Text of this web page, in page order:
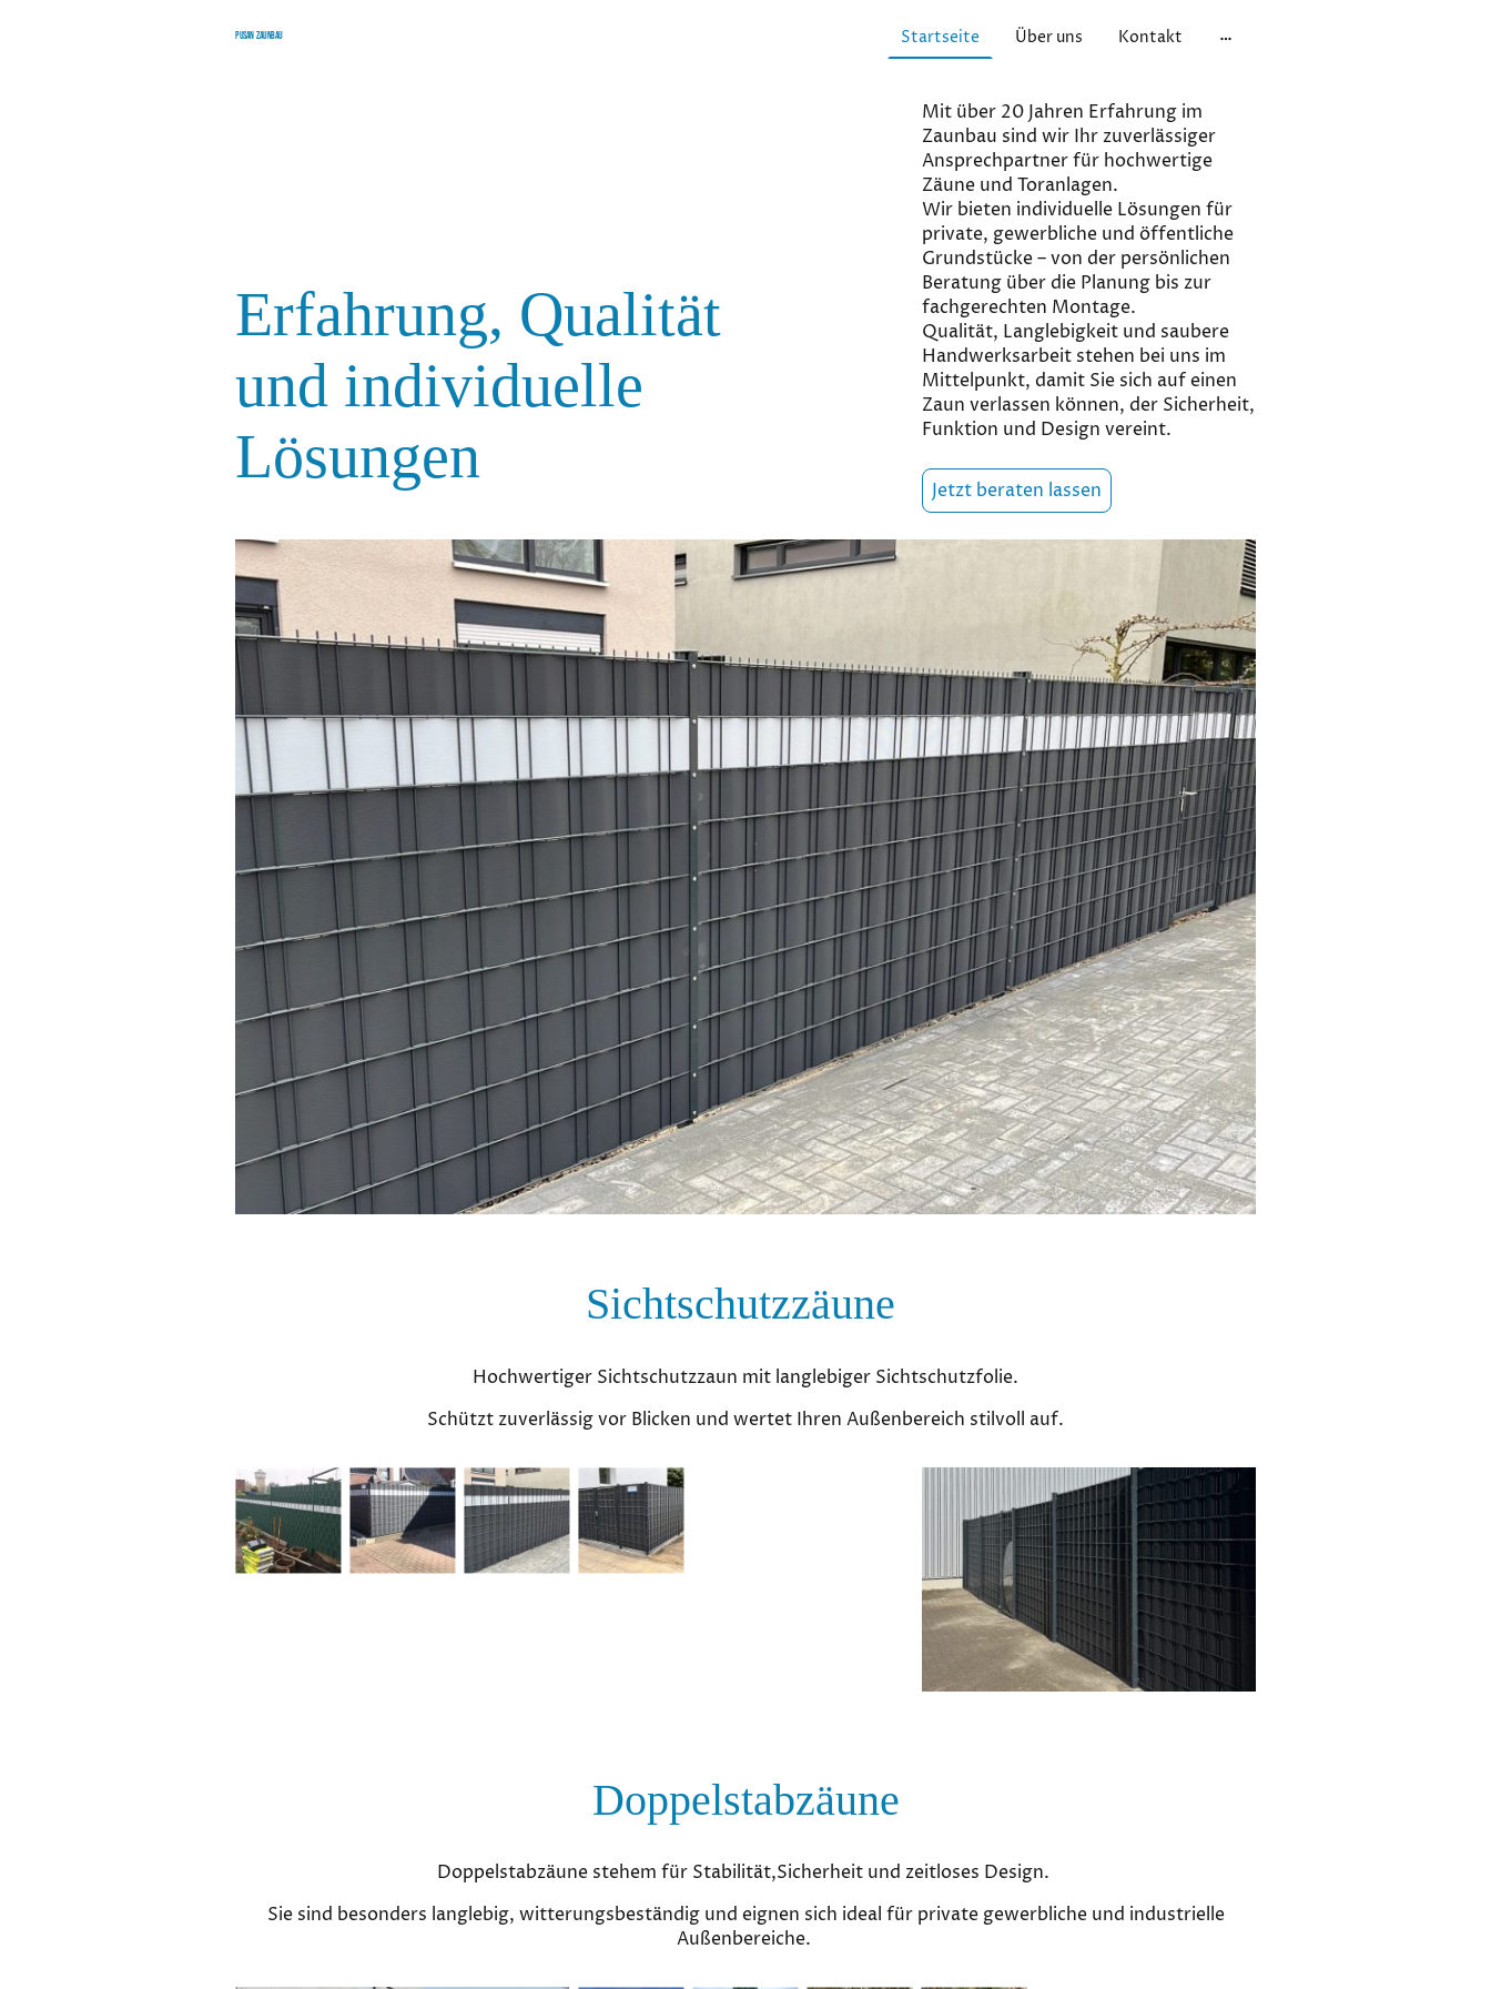
Pusan Zaunbau Startseite Über uns Kontakt
Erfahrung, Qualität
und individuelle
Lösungen
Mit über 20 Jahren Erfahrung im
Zaunbau sind wir Ihr zuverlässiger
Ansprechpartner für hochwertige
Zäune und Toranlagen.
Wir bieten individuelle Lösungen für
private, gewerbliche und öffentliche
Grundstücke – von der persönlichen
Beratung über die Planung bis zur
fachgerechten Montage.
Qualität, Langlebigkeit und saubere
Handwerksarbeit stehen bei uns im
Mittelpunkt, damit Sie sich auf einen
Zaun verlassen können, der Sicherheit,
Funktion und Design vereint.
Jetzt beraten lassen
Sichtschutzzäune
Hochwertiger Sichtschutzzaun mit langlebiger Sichtschutzfolie.
Schützt zuverlässig vor Blicken und wertet Ihren Außenbereich stilvoll auf.
Doppelstabzäune
Doppelstabzäune stehem für Stabilität,Sicherheit und zeitloses Design.
Sie sind besonders langlebig, witterungsbeständig und eignen sich ideal für private gewerbliche und industrielle
Außenbereiche.